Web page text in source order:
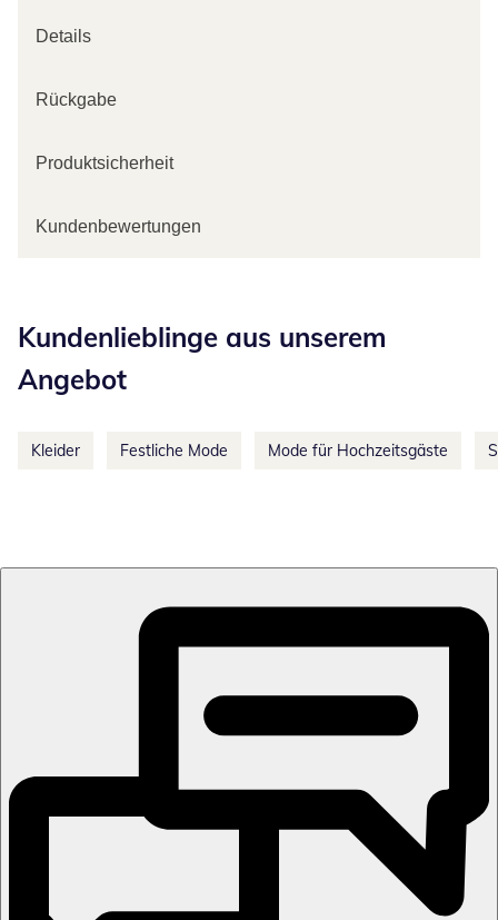
Details
Rückgabe
Produktsicherheit
Kundenbewertungen
Kundenlieblinge aus unserem
Angebot
Kleider Festliche Mode Mode für Hochzeitsgäste